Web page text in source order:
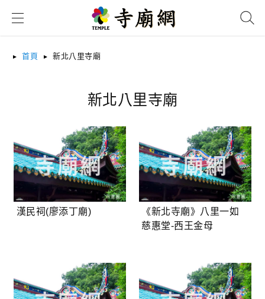
首頁 新北八里寺廟
新北八里寺廟
漢民祠(廖添丁廟)
《新北寺廟》八里一如
慈惠堂-西王金母